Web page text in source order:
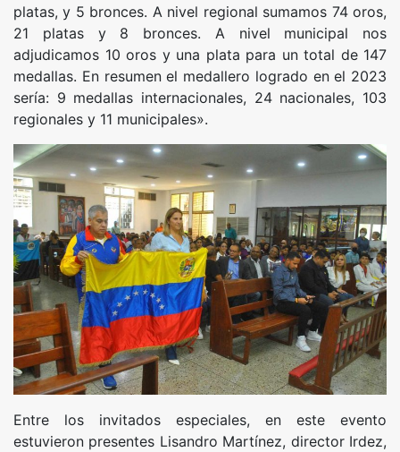
platas, y 5 bronces. A nivel regional sumamos 74 oros,
21 platas y 8 bronces. A nivel municipal nos
adjudicamos 10 oros y una plata para un total de 147
medallas. En resumen el medallero logrado en el 2023
sería: 9 medallas internacionales, 24 nacionales, 103
regionales y 11 municipales».
Entre los invitados especiales, en este evento
estuvieron presentes Lisandro Martínez, director Irdez,